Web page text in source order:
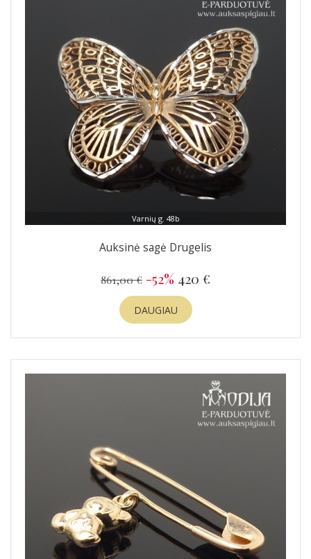
Varnių g. 48b
Auksinė sagė Drugelis
861,00 € -52% 420 €
DAUGIAU